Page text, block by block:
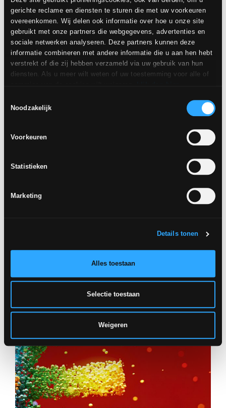
gerichte reclame en diensten te sturen die met uw voorkeuren
overeenkomen. Wij delen ook informatie over hoe u onze site
gebruikt met onze partners die webgegevens, advertenties en
sociale netwerken analyseren. Deze partners kunnen deze
informatie combineren met andere informatie die u aan hen hebt
verstrekt of die zij hebben verzameld via uw gebruik van hun
diensten. Als u meer wilt weten of uw toestemming voor alle of
accepteren" te klikken. Als u geen profileringscookies wilt, kunt
Noodzakelijk
Voorkeuren
Statistieken
Marketing
Details tonen
Alles toestaan
Selectie toestaan
Weigeren
21 januari 2026
Novoceram Genesis - Cersaie 2025
5 september 2025
Novoceram Saperlipopette - Cersaie 2024
13 september 2024
1 maart 2022
19 maart 2021
ARTICLES CORRÉLÉS